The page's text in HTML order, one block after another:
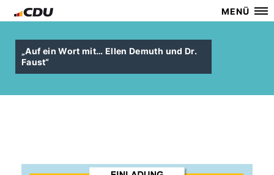
MENÜ
Auf ein Wort mit… Ellen Demuth und Dr.
Faust“